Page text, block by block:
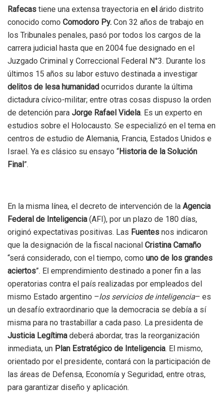
Rafecas tiene una extensa trayectoria en el árido distrito
conocido como Comodoro Py. Con 32 años de trabajo en
los Tribunales penales, pasó por todos los cargos de la
carrera judicial hasta que en 2004 fue designado en el
Juzgado Criminal y Correccional Federal N°3. Durante los
últimos 15 años su labor estuvo destinada a investigar
delitos de lesa humanidad ocurridos durante la última
dictadura cívico-militar; entre otras cosas dispuso la orden
de detención para Jorge Rafael Videla. Es un experto en
estudios sobre el Holocausto. Se especializó en el tema en
centros de estudio de Alemania, Francia, Estados Unidos e
Israel. Ya es clásico su ensayo “Historia de la Solución
Final”.
En la misma línea, el decreto de intervención de la Agencia
Federal de Inteligencia (AFI), por un plazo de 180 días,
originó expectativas positivas. Las Fuentes nos indicaron
que la designación de la fiscal nacional Cristina Camaño
“será considerado, con el tiempo, como uno de los grandes
aciertos”. El emprendimiento destinado a poner fin a las
operatorias contra el país realizadas por empleados del
mismo Estado argentino –los servicios de inteligencia– es
un desafío extraordinario que la democracia se debía a sí
misma para no trastabillar a cada paso. La presidenta de
Justicia Legítima deberá abordar, tras la reorganización
inmediata, un Plan Estratégico de Inteligencia. El mismo,
orientado por el presidente, contará con la participación de
las áreas de Defensa, Economía y Seguridad, entre otras,
para garantizar diseño y aplicación.